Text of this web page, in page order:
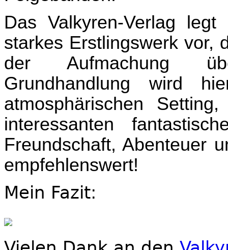
Das Valkyren-Verlag
starkes Erstlingswerk vor,
der Aufmachung
Grundhandlung wird
atmosphärischen
interessanten
Freundschaft, Abenteuer
empfehlenswert!
Mein Fazit: